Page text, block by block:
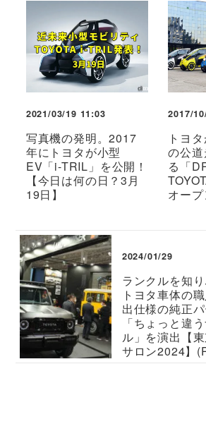
2021/03/19 11:03
写真機の発明。2017
年にトヨタが小型
EV「i-TRIL」を公開！
【今日は何の日？3月
19日】
2017/
トヨ
の公
る「
オープ
2024/01/29
ランクルを知
トヨタ車体の
出仕様の純正
「ちょっと違
ル」を演出【
サロン2024】